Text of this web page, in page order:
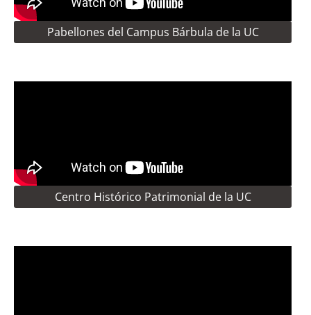
Pabellones del Campus Bárbula de la UC
Centro Histórico Patrimonial de la UC